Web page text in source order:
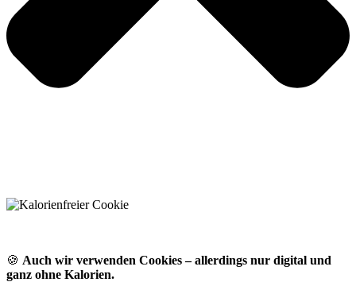
🍪 Auch wir verwenden Cookies – allerdings nur digital und
ganz ohne Kalorien.